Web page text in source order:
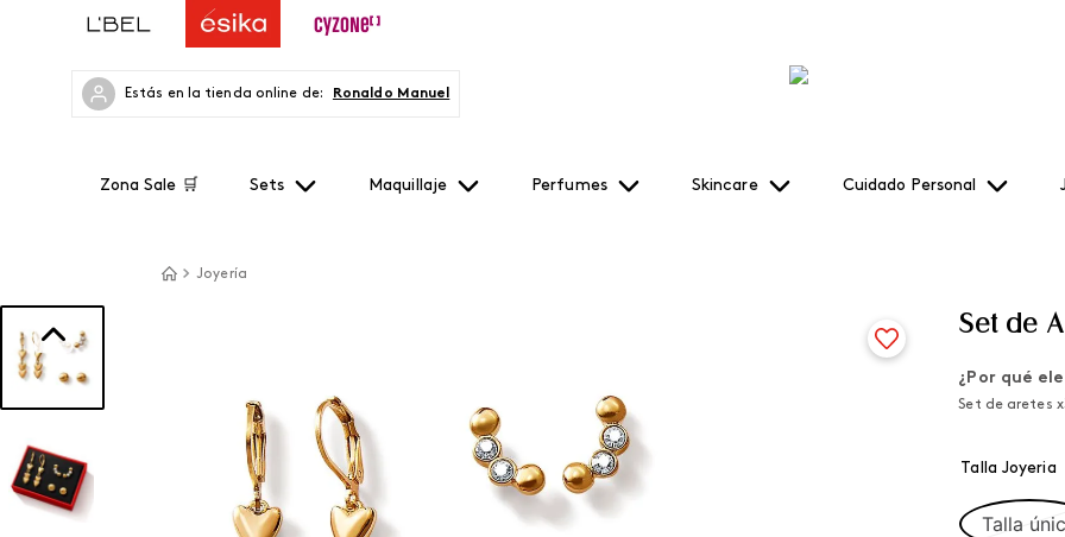
Estás en la tienda online de: Ronaldo Manuel
Zona Sale 🛒 Sets Maquillaje Perfumes Skincare Cuidado Personal
Joyería
Set de
¿Por qué
Set de aretes
Talla Joyeria
Talla